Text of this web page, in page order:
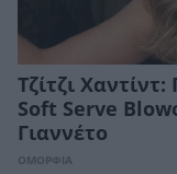
Τζίτζι
Soft Serve
Γιαννέτο
ΟΜΟΡΦΙΑ